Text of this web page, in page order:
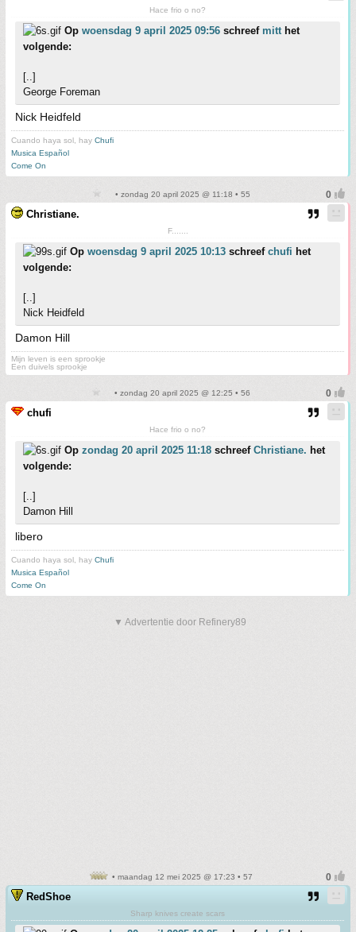
Hace frio o no?
Op woensdag 9 april 2025 09:56 schreef mitthet
volgende:
[..]
George Foreman
Nick Heidfeld
Cuando haya sol, hay Chufi
Musica Español
Come On
• zondag 20 april 2025 @ 11:18 • 55
Christiane.
F.......
Op woensdag 9 april 2025 10:13 schreef chufi het
volgende:
[..]
Nick Heidfeld
Damon Hill
Mijn leven is een sprookje
Een duivels sprookje
• zondag 20 april 2025 @ 12:25 • 56
chufi
Hace frio o no?
Op zondag 20 april 2025 11:18 schreef Christiane. het
volgende:
[..]
Damon Hill
libero
Cuando haya sol, hay Chufi
Musica Español
Come On
▼ Advertentie door Refinery89
• maandag 12 mei 2025 @ 17:23 • 57
RedShoe
Sharp knives create scars